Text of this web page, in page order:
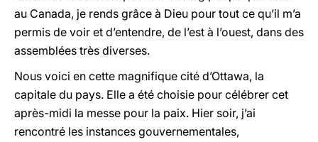
au Canada, je rends grâce à Dieu pour tout ce qu’il m’a
permis de voir et d’entendre, de l’est à l’ouest, dans des
assemblées très diverses.
Nous voici en cette magnifique cité d’Ottawa, la
capitale du pays. Elle a été choisie pour célébrer cet
après-midi la messe pour la paix. Hier soir, j’ai
rencontré les instances gouvernementales,